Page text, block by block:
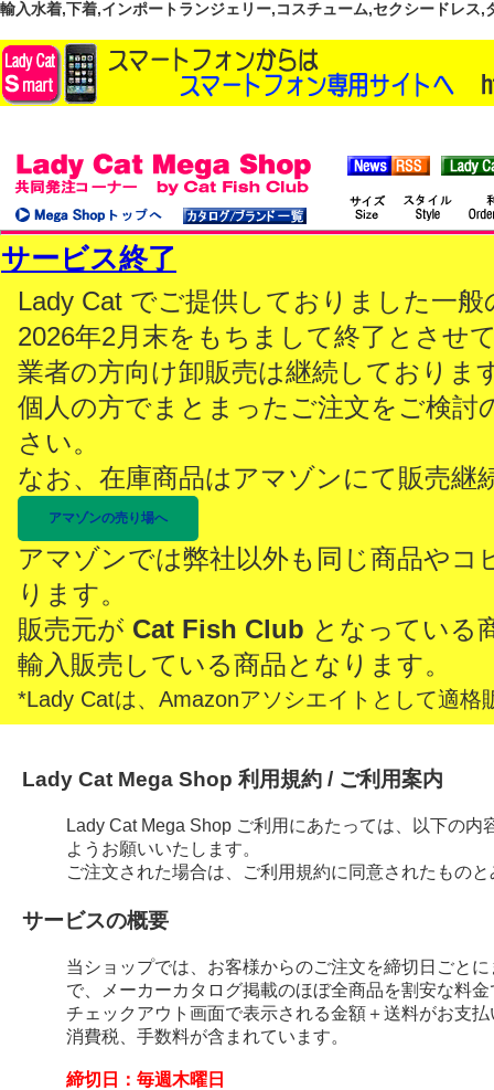
輸入水着,下着,インポートランジェリー,コスチューム,セクシードレス
サービス終了
Lady Cat でご提供しておりました一
2026年2月末をもちまして終了とさせ
業者の方向け卸販売は継続しておりま
個人の方でまとまったご注文をご検討
さい。
なお、在庫商品はアマゾンにて販売継
アマゾンの売り場へ
アマゾンでは弊社以外も同じ商品やコ
ります。
販売元が Cat Fish Club となっている
輸入販売している商品となります。
*Lady Catは、Amazonアソシエイトとして適格
Lady Cat Mega Shop 利用規約 / ご利用案内
Lady Cat Mega Shop ご利用にあたっては、以下の
ようお願いいたします。
ご注文された場合は、ご利用規約に同意されたもの
サービスの概要
当ショップでは、お客様からのご注文を締切日ごと
で、メーカーカタログ掲載のほぼ全商品を割安な料
チェックアウト画面で表示される金額＋送料がお支
消費税、手数料が含まれています。
締切日：毎週木曜日